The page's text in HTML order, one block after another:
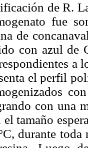
de R.
fue
de
con azul de
a
el perfil
con una
el tamaño
durante